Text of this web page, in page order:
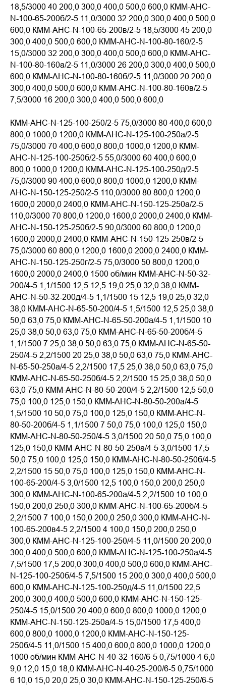
18,5/3000 40 200,0 300,0 400,0 500,0 600,0 КММ-АНС-
N-100-65-200б/2-5 11,0/3000 32 200,0 300,0 400,0 500,0
600,0 КММ-АНС-N-100-65-200в/2-5 18,5/3000 45 200,0
300,0 400,0 500,0 600,0 КММ-АНС-N-100-80-160/2-5
15,0/3000 32 200,0 300,0 400,0 500,0 600,0 КММ-АНС-
N-100-80-160а/2-5 11,0/3000 26 200,0 300,0 400,0 500,0
600,0 КММ-АНС-N-100-80-160б/2-5 11,0/3000 20 200,0
300,0 400,0 500,0 600,0 КММ-АНС-N-100-80-160в/2-5
7,5/3000 16 200,0 300,0 400,0 500,0 600,0
КММ-АНС-N-125-100-250/2-5 75,0/3000 80 400,0 600,0
800,0 1000,0 1200,0 КММ-АНС-N-125-100-250а/2-5
75,0/3000 70 400,0 600,0 800,0 1000,0 1200,0 КММ-
АНС-N-125-100-250б/2-5 55,0/3000 60 400,0 600,0
800,0 1000,0 1200,0 КММ-АНС-N-125-100-250д/2-5
75,0/3000 90 400,0 600,0 800,0 1000,0 1200,0 КММ-
АНС-N-150-125-250/2-5 110,0/3000 80 800,0 1200,0
1600,0 2000,0 2400,0 КММ-АНС-N-150-125-250а/2-5
110,0/3000 70 800,0 1200,0 1600,0 2000,0 2400,0 КММ-
АНС-N-150-125-250б/2-5 90,0/3000 60 800,0 1200,0
1600,0 2000,0 2400,0 КММ-АНС-N-150-125-250в/2-5
75,0/3000 60 800,0 1200,0 1600,0 2000,0 2400,0 КММ-
АНС-N-150-125-250г/2-5 75,0/3000 50 800,0 1200,0
1600,0 2000,0 2400,0 1500 об/мин КММ-АНС-N-50-32-
200/4-5 1,1/1500 12,5 12,5 19,0 25,0 32,0 38,0 КММ-
АНС-N-50-32-200д/4-5 1,1/1500 15 12,5 19,0 25,0 32,0
38,0 КММ-АНС-N-65-50-200/4-5 1,5/1500 12,5 25,0 38,0
50,0 63,0 75,0 КММ-АНС-N-65-50-200а/4-5 1,1/1500 10
25,0 38,0 50,0 63,0 75,0 КММ-АНС-N-65-50-200б/4-5
1,1/1500 7 25,0 38,0 50,0 63,0 75,0 КММ-АНС-N-65-50-
250/4-5 2,2/1500 20 25,0 38,0 50,0 63,0 75,0 КММ-АНС-
N-65-50-250а/4-5 2,2/1500 17,5 25,0 38,0 50,0 63,0 75,0
КММ-АНС-N-65-50-250б/4-5 2,2/1500 15 25,0 38,0 50,0
63,0 75,0 КММ-АНС-N-80-50-200/4-5 2,2/1500 12,5 50,0
75,0 100,0 125,0 150,0 КММ-АНС-N-80-50-200а/4-5
1,5/1500 10 50,0 75,0 100,0 125,0 150,0 КММ-АНС-N-
80-50-200б/4-5 1,1/1500 7 50,0 75,0 100,0 125,0 150,0
КММ-АНС-N-80-50-250/4-5 3,0/1500 20 50,0 75,0 100,0
125,0 150,0 КММ-АНС-N-80-50-250а/4-5 3,0/1500 17,5
50,0 75,0 100,0 125,0 150,0 КММ-АНС-N-80-50-250б/4-5
2,2/1500 15 50,0 75,0 100,0 125,0 150,0 КММ-АНС-N-
100-65-200/4-5 3,0/1500 12,5 100,0 150,0 200,0 250,0
300,0 КММ-АНС-N-100-65-200а/4-5 2,2/1500 10 100,0
150,0 200,0 250,0 300,0 КММ-АНС-N-100-65-200б/4-5
2,2/1500 7 100,0 150,0 200,0 250,0 300,0 КММ-АНС-N-
100-65-200в4-5 2,2/1500 4 100,0 150,0 200,0 250,0
300,0 КММ-АНС-N-125-100-250/4-5 11,0/1500 20 200,0
300,0 400,0 500,0 600,0 КММ-АНС-N-125-100-250а/4-5
7,5/1500 17,5 200,0 300,0 400,0 500,0 600,0 КММ-АНС-
N-125-100-250б/4-5 7,5/1500 15 200,0 300,0 400,0 500,0
600,0 КММ-АНС-N-125-100-250д/4-5 11,0/1500 22,5
200,0 300,0 400,0 500,0 600,0 КММ-АНС-N-150-125-
250/4-5 15,0/1500 20 400,0 600,0 800,0 1000,0 1200,0
КММ-АНС-N-150-125-250а/4-5 15,0/1500 17,5 400,0
600,0 800,0 1000,0 1200,0 КММ-АНС-N-150-125-
250б/4-5 11,0/1500 15 400,0 600,0 800,0 1000,0 1200,0
1000 об/мин КММ-АНС-N-40-32-160/6-5 0,75/1000 4 6,0
9,0 12,0 15,0 18,0 КММ-АНС-N-40-25-200/6-5 0,75/1000
6 10,0 15,0 20,0 25,0 30,0 КММ-АНС-N-150-125-250/6-5